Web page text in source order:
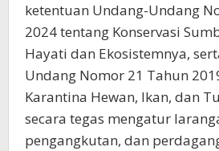
ketentuan Undang-Undang
2024 tentang Konservasi
Hayati dan Ekosistemnya,
Undang Nomor 21 Tahun
Karantina Hewan, Ikan, dan
secara tegas mengatur
pengangkutan, dan